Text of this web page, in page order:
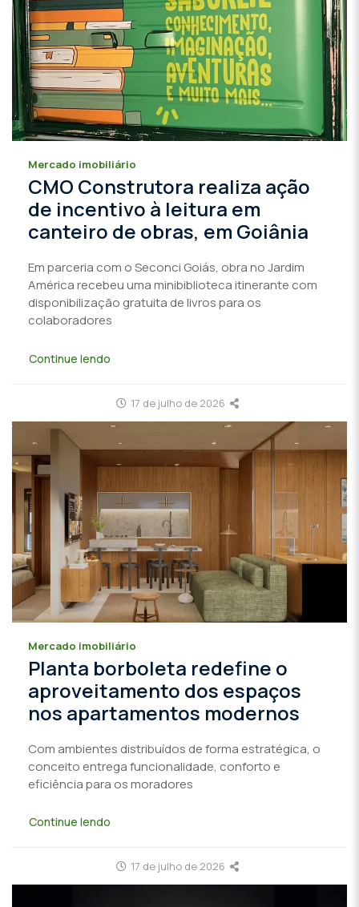
Mercado imobiliário
CMO Construtora realiza ação
de incentivo à leitura em
canteiro de obras, em Goiânia
Em parceria com o Seconci Goiás, obra no Jardim
América recebeu uma minibiblioteca itinerante com
disponibilização gratuita de livros para os
colaboradores
Continue lendo
17 de julho de 2026
Mercado imobiliário
Planta borboleta redefine o
aproveitamento dos espaços
nos apartamentos modernos
Com ambientes distribuídos de forma estratégica, o
conceito entrega funcionalidade, conforto e
eficiência para os moradores
Continue lendo
17 de julho de 2026